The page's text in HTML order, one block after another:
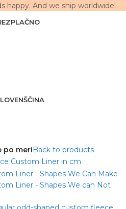
happy. And we ship worldwide!
po meriBack to products